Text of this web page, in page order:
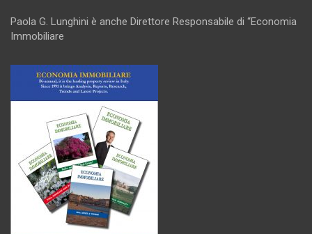
Paola G. Lunghini è anche Direttore Responsabile di “Economia
Immobiliare